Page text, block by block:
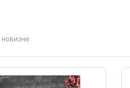
новизне